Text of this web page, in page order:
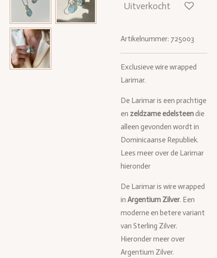
Uitverkocht
Artikelnummer: 725003
Exclusieve wire wrapped
Larimar.
De Larimar is een prachtige
en zeldzame edelsteendie
alleen gevonden wordt in
Dominicaanse Republiek.
Lees meer over de Larimar
hieronder
De Larimar is wire wrapped
in Argentium Zilver. Een
moderne en betere variant
van Sterling Zilver.
Hieronder meer over
Argentium Zilver.